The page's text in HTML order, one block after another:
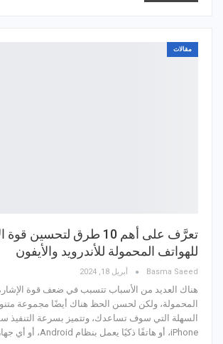
مقالات
تعرَّف على أهم 10 طرق لتحسين
للهواتف المحمولة للأندرويد والأيفون
Basma Saeed أبريل 18, 2024
هناك العديد من الأسباب تتسبب في ضعف قوة
المحمولة، ولكن لحسن الحظ هناك أيضًا مجموعة
السهلة التي سوف تساعدك، وتتميز بسرعة التنفيذ
iPhone، أو هاتفًا ذكيًا يعمل بنظام Android، أو أي جهاز محمول…